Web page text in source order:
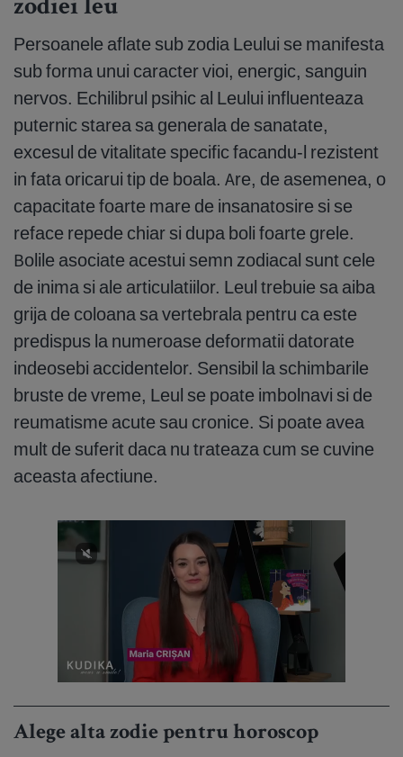
zodiei leu
Persoanele aflate sub zodia Leului se manifesta
sub forma unui caracter vioi, energic, sanguin
nervos. Echilibrul psihic al Leului influenteaza
puternic starea sa generala de sanatate,
excesul de vitalitate specific facandu-l rezistent
in fata oricarui tip de boala. Are, de asemenea, o
capacitate foarte mare de insanatosire si se
reface repede chiar si dupa boli foarte grele.
Bolile asociate acestui semn zodiacal sunt cele
de inima si ale articulatiilor. Leul trebuie sa aiba
grija de coloana sa vertebrala pentru ca este
predispus la numeroase deformatii datorate
indeosebi accidentelor. Sensibil la schimbarile
bruste de vreme, Leul se poate imbolnavi si de
reumatisme acute sau cronice. Si poate avea
mult de suferit daca nu trateaza cum se cuvine
aceasta afectiune.
Alege alta zodie pentru horoscop